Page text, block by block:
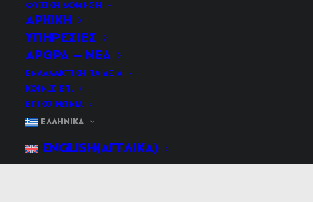
ΦΥΣΙΚΉ ΔΌΜΗΣΗ
ΑΡΧΙΚΉ
ΥΠΗΡΕΣΊΕΣ
ΑΡΘΡΑ – ΝΈΑ
ΕΝΑΛΛΑΚΤΙΚΗ ΠΑΙΔΕΙΑ
ΚΟΙΝ.Σ.ΕΠ.
ΕΠΙΚΟΙΝΩΝIΑ
ΕΛΛΗΝΙΚΆ
ENGLISH(ΑΓΓΛΙΚΆ)
αρχιτεκτονική